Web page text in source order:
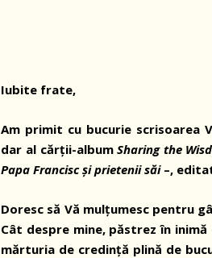
Iubite frate,
Am primit cu bucurie scrisoarea
dar al cărții-albumSharing the
Papa Francisc și prietenii săi–,
Doresc să Vă mulțumesc pentru
Cât despre mine, păstrez în
mărturia de credință plină de